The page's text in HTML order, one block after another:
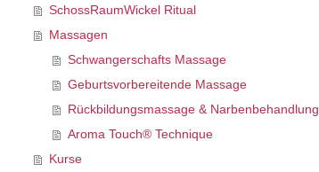
SchossRaumWickel Ritual
Massagen
Schwangerschafts Massage
Geburtsvorbereitende Massage
Rückbildungsmassage & Narbenbehandlung
Aroma Touch® Technique
Kurse